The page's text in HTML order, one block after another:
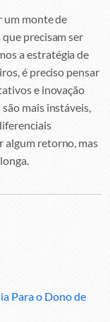
um monte de
precisam ser
a estratégia de
é preciso pensar
e inovação
mais instáveis,
algum retorno, mas
Para o Dono de